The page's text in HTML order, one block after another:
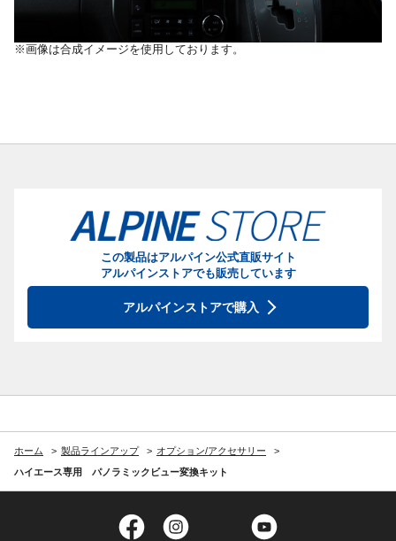
※画像は合成イメージを使用しております。
この製品はアルパイン公式直販サイト
アルパインストアでも販売しています
アルパインストアで購入
ホーム 製品ラインアップ
オプション/アクセサリー
ハイエース専用 パノラミックビュー変換キット
Facebook Twitter